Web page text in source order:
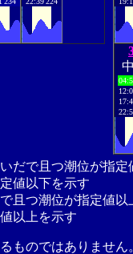
だで且つ潮位が指
値以下を示す
且つ潮位が指定値以
以上を示す
ものではありませ